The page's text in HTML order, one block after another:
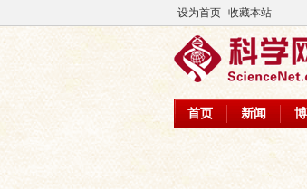
设为首页 收藏本站
首页 新闻